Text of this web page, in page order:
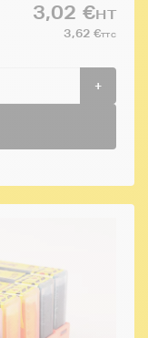
3,02 €HT
3,62 €TTC
+